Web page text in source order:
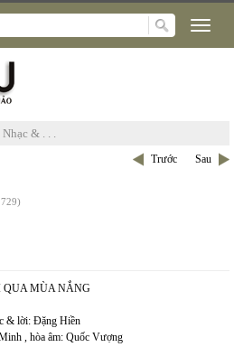
& . . .
Trước Sau
QUA MÙA NẮNG
& lời: Đặng Hiền
, hòa âm: Quốc Vượng